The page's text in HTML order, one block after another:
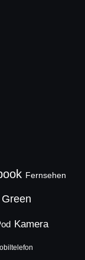
Fernsehen
Green
Kamera